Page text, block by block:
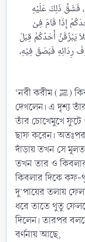
فَشَقَّ ذَلِكَ عَلَيْهِ
إِذَا قَامَ فِىْ
يَبْزُقَنَّ أَحَدُكُمْ قِبَلَ
رِدَائِهِ فَبَصَقَ فِيْهِ،
‘নবী করীম (ﷺ) কিবলার দিকে মসজিদের গায়ে পোঁটা লেগে থাকতে
দেখলেন। এ দৃশ্য
তাঁর চোখেমুখে ফুটে
ছাফ করেন। অতঃপর
দাঁড়ায় তখন সে
তখন তার ও
কিবলার দিকে কফ-
দু’পায়ের তলায়
ধরে তাতে থুতু
দিলেন। তারপর
বর্ণনায় আছে,